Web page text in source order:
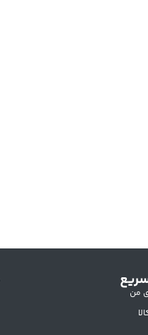
من